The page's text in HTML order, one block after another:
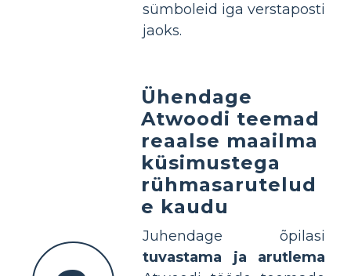
sümboleid iga verstaposti
jaoks.
Ühendage
Atwoodi teemad
reaalse maailma
küsimustega
rühmasarutelud
e kaudu
Juhendage õpilasi
tuvastama ja arutlema